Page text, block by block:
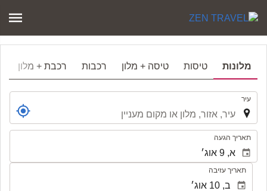
מלונות טיסות טיסה + מלון רכבות רכבת + מלון
עיר
תאריך הגעה
תאריך עזיבה